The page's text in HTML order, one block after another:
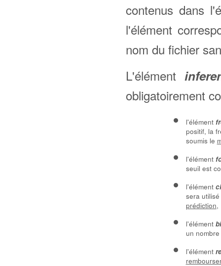
contenus dans
l'élément
nom du fichier
L'élément
obligatoirement
l'élément
positif, la
soumis le
l'élément
seuil est
l'élément
sera
prédiction,
l'élément
un
l'élément